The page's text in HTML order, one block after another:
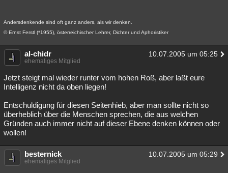
Andersdenkende sind oft ganz anders, als wir denken.
© Ernst Ferstl (*1955), österreichischer Lehrer, Dichter und Aphoristiker
al-chidr 10.07.2005 um 05:25
ehemaliges Mitglied
Jetzt steigt mal wieder runter vom hohen Roß, aber laßt eure
Intelligenz nicht da oben liegen!
Entschuldigung für diesen Seitenhieb, aber man sollte nicht so
überheblich über die Menschen sprechen, die aus welchen
Gründen auch immer nicht auf dieser Ebene denken können oder
wollen!
besternick 10.07.2005 um 05:29
ehemaliges Mitglied